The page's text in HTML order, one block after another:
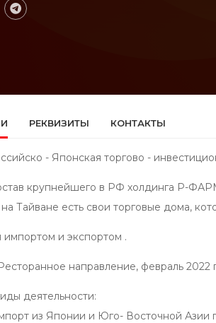
РЕКВИЗИТЫ КОНТАКТЫ
- Японская торгово -
крупнейшего в РФ холдинга Р-
Тайване есть свои торговые дома,
импортом и экспортом .
направление, февраль
деятельности:
из Японии и Юго- Восточной Азии